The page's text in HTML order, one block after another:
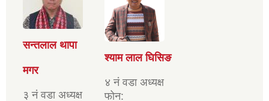
सन्तलाल थापा
मगर
३ नं वडा अध्यक्ष
श्याम लाल घिसिङ
४ नं वडा अध्यक्ष
फोन: